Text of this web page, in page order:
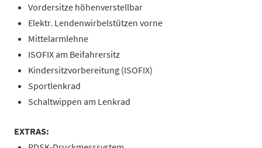
Vordersitze höhenverstellbar
Elektr. Lendenwirbelstützen vorne
Mittelarmlehne
ISOFIX am Beifahrersitz
Kindersitzvorbereitung (ISOFIX)
Sportlenkrad
Schaltwippen am Lenkrad
EXTRAS: